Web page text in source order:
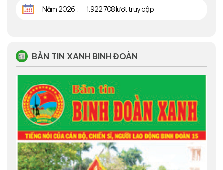
Năm 2026 1.922.708 lượt truy cập
BẢN TIN XANH BINH ĐOÀN